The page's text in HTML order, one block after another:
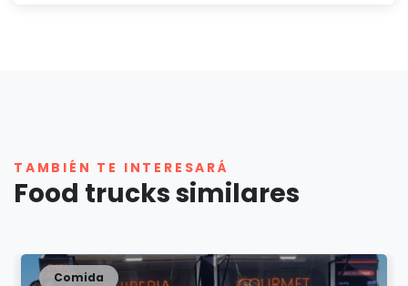
TAMBIÉN TE INTERESARÁ
Food trucks similares
Comida